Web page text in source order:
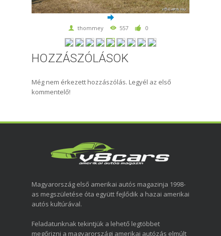
thommey 557 0
HOZZÁSZÓLÁSOK
Még nem érkezett hozzászólás. Legyél az első
kommentelő!
Magyarország első amerikai autós magazinja 1998-
as megszületése óta együtt fejlődik a hazai amerikai
autós kultúrával.
Feladatunknak tekintjük a lehető legtöbbet
megőrizni a magyarországi amerikai autózás elmúlt